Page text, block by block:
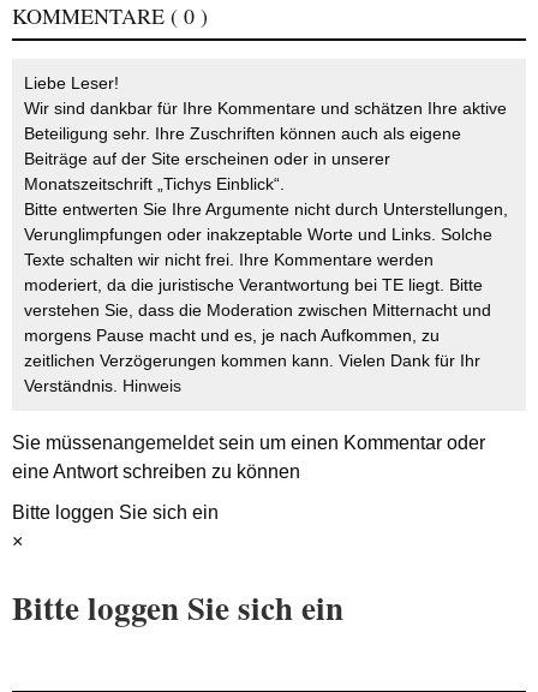
KOMMENTARE ( 0 )
Liebe Leser!
Wir sind dankbar für Ihre Kommentare und schätzen Ihre aktive
Beteiligung sehr. Ihre Zuschriften können auch als eigene
Beiträge auf der Site erscheinen oder in unserer
Monatszeitschrift „Tichys Einblick“.
Bitte entwerten Sie Ihre Argumente nicht durch Unterstellungen,
Verunglimpfungen oder inakzeptable Worte und Links. Solche
Texte schalten wir nicht frei. Ihre Kommentare werden
moderiert, da die juristische Verantwortung bei TE liegt. Bitte
verstehen Sie, dass die Moderation zwischen Mitternacht und
morgens Pause macht und es, je nach Aufkommen, zu
zeitlichen Verzögerungen kommen kann. Vielen Dank für Ihr
Verständnis. Hinweis
Sie müssenangemeldetsein um einen Kommentar oder
eine Antwort schreiben zu können
Bitte loggen Sie sich ein
×
Bitte loggen Sie sich ein